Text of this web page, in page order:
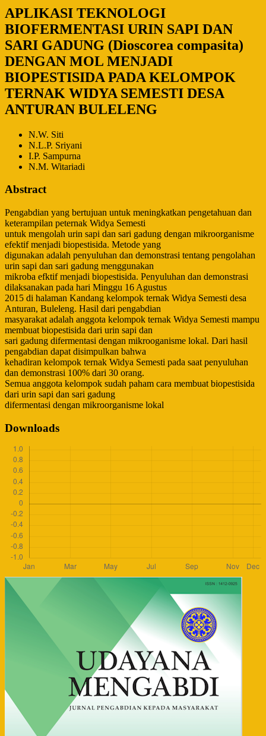
APLIKASI TEKNOLOGI
BIOFERMENTASI URIN SAPI DAN
SARI GADUNG (Dioscorea compasita)
DENGAN MOL MENJADI
BIOPESTISIDA PADA KELOMPOK
TERNAK WIDYA SEMESTI DESA
ANTURAN BULELENG
N.W. Siti
N.L.P. Sriyani
I.P. Sampurna
N.M. Witariadi
Abstract
Pengabdian yang bertujuan untuk meningkatkan pengetahuan dan
keterampilan peternak Widya Semesti
untuk mengolah urin sapi dan sari gadung dengan mikroorganisme
efektif menjadi biopestisida. Metode yang
digunakan adalah penyuluhan dan demonstrasi tentang pengolahan
urin sapi dan sari gadung menggunakan
mikroba efktif menjadi biopestisida. Penyuluhan dan demonstrasi
dilaksanakan pada hari Minggu 16 Agustus
2015 di halaman Kandang kelompok ternak Widya Semesti desa
Anturan, Buleleng. Hasil dari pengabdian
masyarakat adalah anggota kelompok ternak Widya Semesti mampu
membuat biopestisida dari urin sapi dan
sari gadung difermentasi dengan mikrooganisme lokal. Dari hasil
pengabdian dapat disimpulkan bahwa
kehadiran kelompok ternak Widya Semesti pada saat penyuluhan
dan demonstrasi 100% dari 30 orang.
Semua anggota kelompok sudah paham cara membuat biopestisida
dari urin sapi dan sari gadung
difermentasi dengan mikroorganisme lokal
Downloads